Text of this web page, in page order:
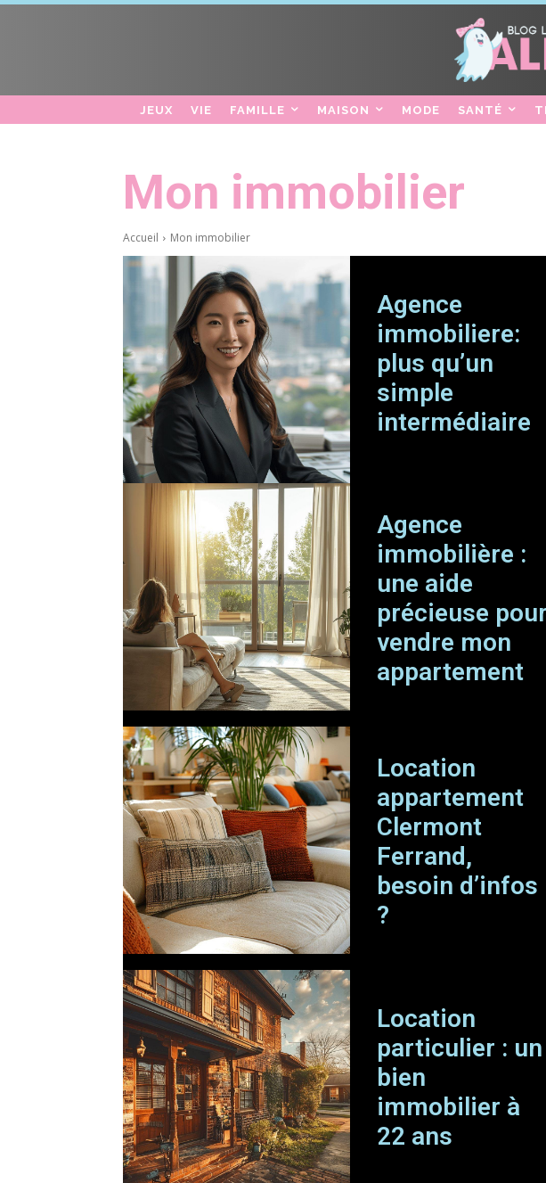
JEUX VIE FAMILLE MAISON MODE SANTÉ
Mon immobilier
Accueil Mon immobilier
Agence
immobiliere:
plus qu’un
simple
intermédiaire
Agence
immobilière :
une aide
précieuse pour
vendre mon
appartement
Location
appartement
Clermont
Ferrand,
besoin d’infos
?
Location
particulier : un
bien
immobilier à
22 ans